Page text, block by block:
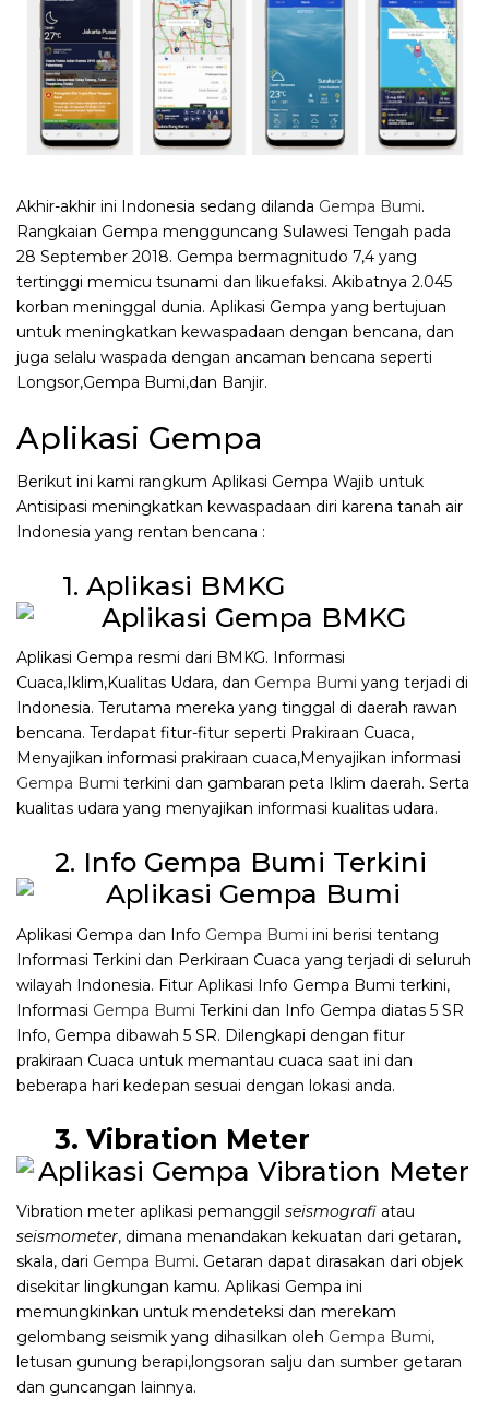
Akhir-akhir ini Indonesia sedang dilanda Gempa Bumi.
Rangkaian Gempa mengguncang Sulawesi Tengah pada
28 September 2018. Gempa bermagnitudo 7,4 yang
tertinggi memicu tsunami dan likuefaksi. Akibatnya 2.045
korban meninggal dunia. Aplikasi Gempa yang bertujuan
untuk meningkatkan kewaspadaan dengan bencana, dan
juga selalu waspada dengan ancaman bencana seperti
Longsor,Gempa Bumi,dan Banjir.
Aplikasi Gempa
Berikut ini kami rangkum Aplikasi Gempa Wajib untuk
Antisipasi meningkatkan kewaspadaan diri karena tanah air
Indonesia yang rentan bencana :
1. Aplikasi BMKG
Aplikasi Gempa resmi dari BMKG. Informasi
Cuaca,Iklim,Kualitas Udara, dan Gempa Bumi yang terjadi di
Indonesia. Terutama mereka yang tinggal di daerah rawan
bencana. Terdapat fitur-fitur seperti Prakiraan Cuaca,
Menyajikan informasi prakiraan cuaca,Menyajikan informasi
Gempa Bumi terkini dan gambaran peta Iklim daerah. Serta
kualitas udara yang menyajikan informasi kualitas udara.
2. Info Gempa Bumi Terkini
Aplikasi Gempa dan Info Gempa Bumi ini berisi tentang
Informasi Terkini dan Perkiraan Cuaca yang terjadi di seluruh
wilayah Indonesia. Fitur Aplikasi Info Gempa Bumi terkini,
Informasi Gempa Bumi Terkini dan Info Gempa diatas 5 SR
Info, Gempa dibawah 5 SR. Dilengkapi dengan fitur
prakiraan Cuaca untuk memantau cuaca saat ini dan
beberapa hari kedepan sesuai dengan lokasi anda.
3. Vibration Meter
Vibration meter aplikasi pemanggil seismografi atau
seismometer, dimana menandakan kekuatan dari getaran,
skala, dari Gempa Bumi. Getaran dapat dirasakan dari objek
disekitar lingkungan kamu. Aplikasi Gempa ini
memungkinkan untuk mendeteksi dan merekam
gelombang seismik yang dihasilkan oleh Gempa Bumi,
letusan gunung berapi,longsoran salju dan sumber getaran
dan guncangan lainnya.